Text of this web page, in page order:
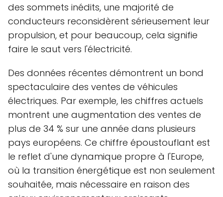
des sommets inédits, une majorité de
conducteurs reconsidèrent sérieusement leur
propulsion, et pour beaucoup, cela signifie
faire le saut vers l'électricité.
Des données récentes démontrent un bond
spectaculaire des ventes de véhicules
électriques. Par exemple, les chiffres actuels
montrent une augmentation des ventes de
plus de 34 % sur une année dans plusieurs
pays européens. Ce chiffre époustouflant est
le reflet d'une dynamique propre à l'Europe,
où la transition énergétique est non seulement
souhaitée, mais nécessaire en raison des